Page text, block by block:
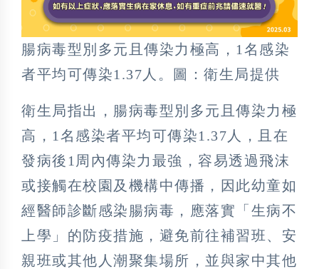
腸病毒型別多元且傳染力極高，1名感染
者平均可傳染1.37人。圖：衛生局提供
衛生局指出，腸病毒型別多元且傳染力極
高，1名感染者平均可傳染1.37人，且在
發病後1周內傳染力最強，容易透過飛沫
或接觸在校園及機構中傳播，因此幼童如
經醫師診斷感染腸病毒，應落實「生病不
上學」的防疫措施，避免前往補習班、安
親班或其他人潮聚集場所，並與家中其他